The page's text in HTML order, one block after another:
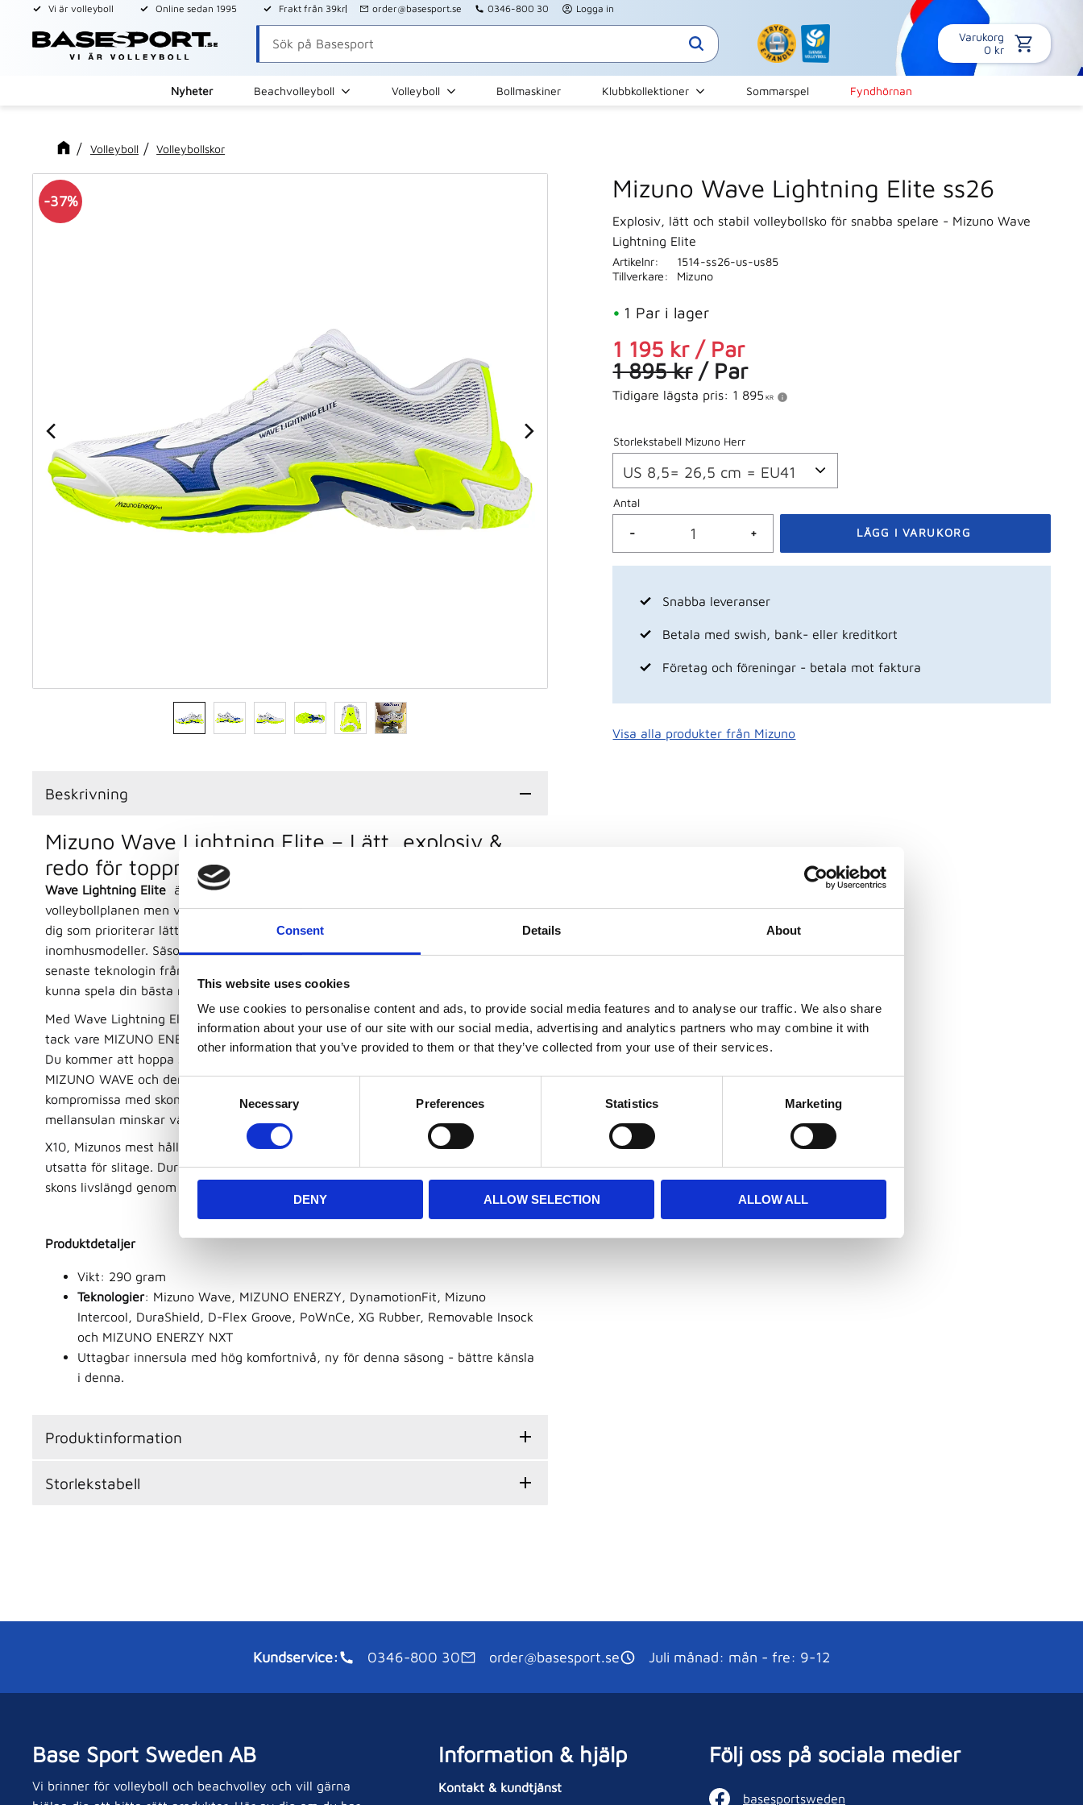
Consent Details About
This website uses cookies
We use cookies to personalise content and ads, to provide social media features and to analyse our traffic. We also share
information about your use of our site with our social media, advertising and analytics partners who may combine it with
other information that you’ve provided to them or that they’ve collected from your use of their services.
C
o
n
e
c
t
i
o
Necessary Preferences Statistics Marketing
DENY ALLOW SELECTION ALLOW ALL
Vi är volleyboll Online sedan 1995 Frakt från 39kr order@basesport.se 0346-800 30 Logga in
Varukorg
0 kr
Nyheter Beachvolleyboll Volleyboll Bollmaskiner Klubbkollektioner Sommarspel Fyndhörnan
Volleyboll Volleybollskor
37% Mizuno Wave Lightning Elite ss26
Explosiv, lätt och stabil volleybollsko för snabba spelare - Mizuno Wave
Lightning Elite
Nedsatt pris:
1 195 kr / Par
Ordinarie pris:
1 895kr / Par
Tidigare lägsta pris: 1 895 KR
Storlekstabell Mizuno Herr
Antal
+
-
1 Par i lager
Artikelnr
1514-ss26-us-us85
Tillverkare
Mizuno
Visa alla produkter från Mizuno
Snabba leveranser
Betala med swish, bank- eller kreditkort
Företag och föreningar - betala mot faktura
Beskrivning
Mizuno Wave Lightning Elite – Lätt, explosiv &
redo för toppnivå
Wave Lightning Elite
är en favorit bland spelare i alla positioner på
volleybollplanen men vår uppfattning att den passar bäst till passare, libero och
dig som prioriterar lätta och smidiga skor. En av Mizunos mest sålda
inomhusmodeller. Säsongens utgåva är helt nyutvecklad och innehåller den
senaste teknologin från Mizuno, vilket gör modellen optimerad för att du ska
kunna spela din bästa match någonsin.
Med Wave Lightning Elite får du uppleva mjuk dämpning och aggressiv respons
tack vare MIZUNO ENERZY NXT i framfoten, samt MIZUNO ENERZY i mellansulan.
Du kommer att hoppa snabbare och högre än någonsin med stöd från den nya
MIZUNO WAVE och den rundade hälkonstruktionen. Allt detta utan att
kompromissa med skons vikt – endast 300 gram. Ventilationssystem i full längd i
mellansulan minskar värme och fukt inne i skon.
X10, Mizunos mest hållbara gummi, används i de delar av yttersulan som är mest
utsatta för slitage. DuraShield-teknologi i framfoten skyddar tårna och förlänger
skons livslängd genom ökad slitstyrka.
Produktdetaljer
Vikt: 290 gram
Teknologier: Mizuno Wave, MIZUNO ENERZY, DynamotionFit, Mizuno
Intercool, DuraShield, D-Flex Groove, PoWnCe, XG Rubber, Removable Insock
och MIZUNO ENERZY NXT
Uttagbar innersula med hög komfortnivå, ny för denna säsong - bättre känsla
i denna.
Produktinformation
Storlekstabell
Kundservice: 0346-800 30 order@basesport.se Juli månad: mån - fre: 9-12
Base Sport Sweden AB
Vi brinner för volleyboll och beachvolley och vill gärna
Information & hjälp
Kontakt & kundtjänst
Följ oss på sociala medier
basesportsweden